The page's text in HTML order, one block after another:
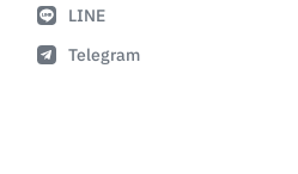
LINE
Telegram